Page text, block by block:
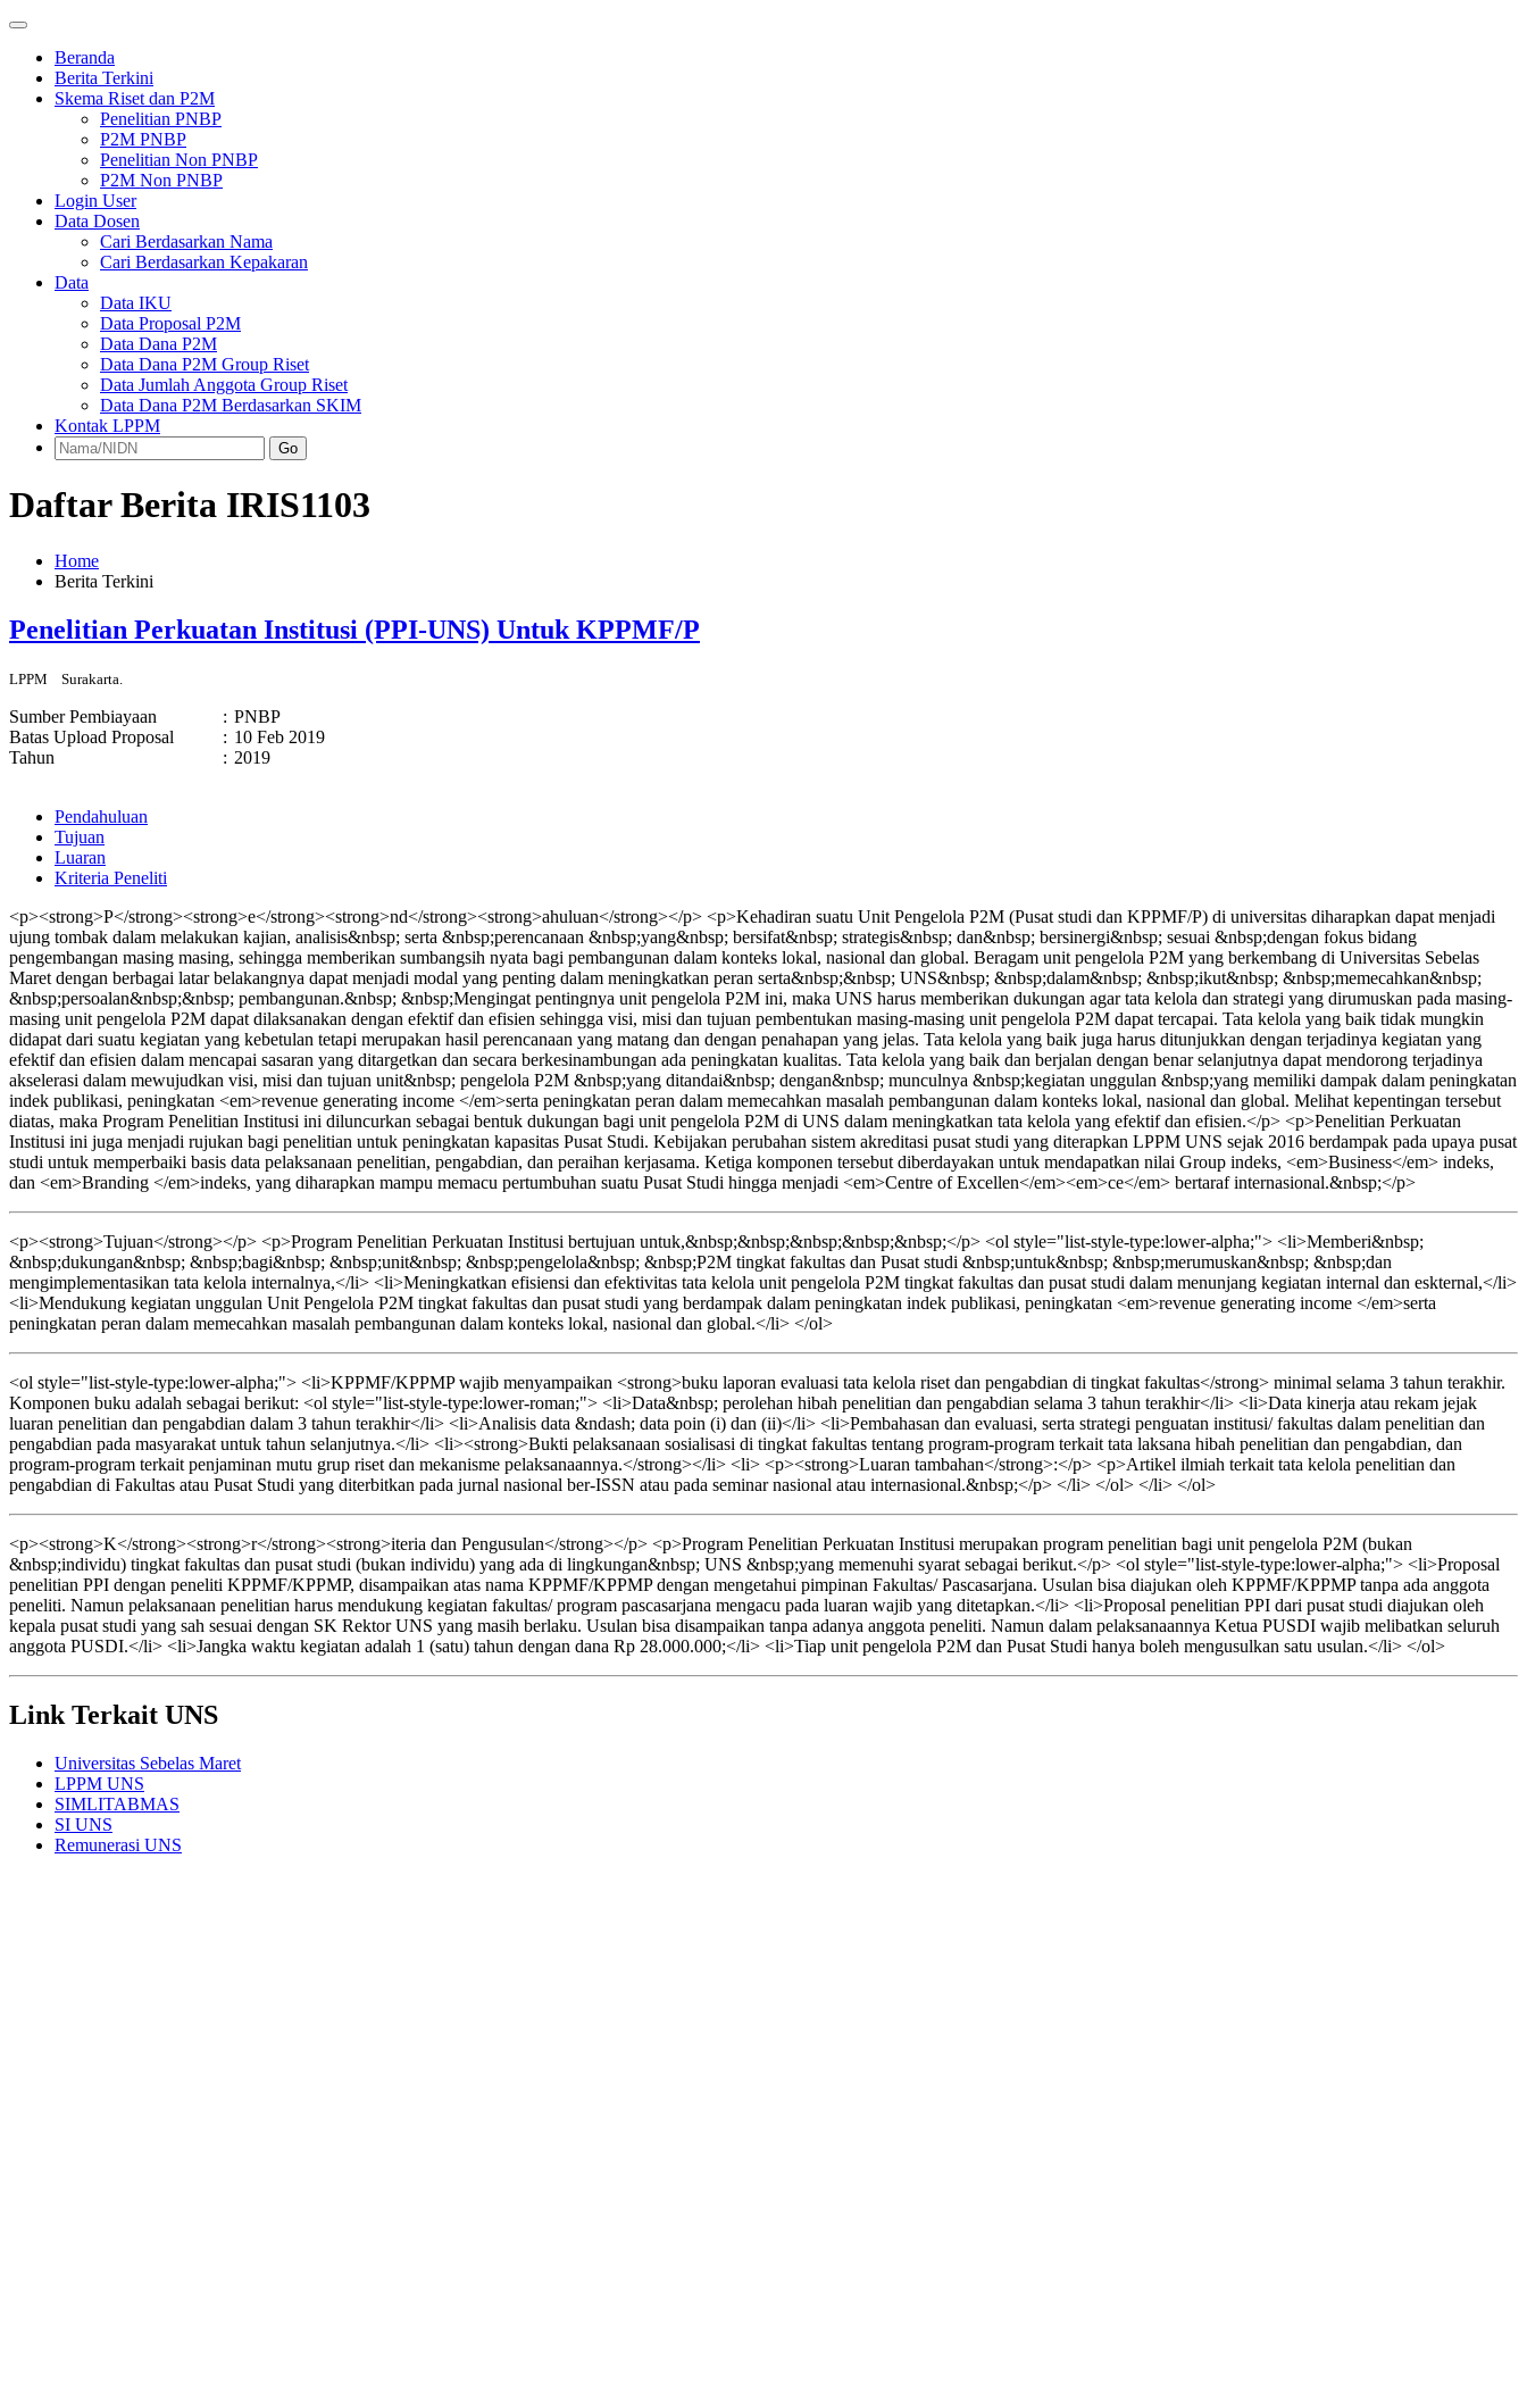
Beranda
Berita Terkini
Skema Riset dan P2M
Penelitian PNBP
P2M PNBP
Penelitian Non PNBP
P2M Non PNBP
Login User
Data Dosen
Cari Berdasarkan Nama
Cari Berdasarkan Kepakaran
Data
Data IKU
Data Proposal P2M
Data Dana P2M
Data Dana P2M Group Riset
Data Jumlah Anggota Group Riset
Data Dana P2M Berdasarkan SKIM
Kontak LPPM
Go
Daftar Berita IRIS1103
Home
Berita Terkini
Penelitian Perkuatan Institusi (PPI-UNS) Untuk KPPMF/P
LPPM Surakarta.
Sumber Pembiayaan : PNBP
Batas Upload Proposal
: 10 Feb 2019
Tahun
: 2019
Pendahuluan
Tujuan
Luaran
Kriteria Peneliti
<p><strong>P</strong><strong>e</strong><strong>nd</strong><strong>ahuluan</strong></p> <p>Kehadiran suatu Unit Pengelola P2M (Pusat studi dan KPPMF/P) di universitas diharapkan dapat menjadi
ujung tombak dalam melakukan kajian, analisis&nbsp; serta &nbsp;perencanaan &nbsp;yang&nbsp; bersifat&nbsp; strategis&nbsp; dan&nbsp; bersinergi&nbsp; sesuai &nbsp;dengan fokus bidang
pengembangan masing masing, sehingga memberikan sumbangsih nyata bagi pembangunan dalam konteks lokal, nasional dan global. Beragam unit pengelola P2M yang berkembang di Universitas Sebelas
Maret dengan berbagai latar belakangnya dapat menjadi modal yang penting dalam meningkatkan peran serta&nbsp;&nbsp; UNS&nbsp; &nbsp;dalam&nbsp; &nbsp;ikut&nbsp; &nbsp;memecahkan&nbsp;
&nbsp;persoalan&nbsp;&nbsp; pembangunan.&nbsp; &nbsp;Mengingat pentingnya unit pengelola P2M ini, maka UNS harus memberikan dukungan agar tata kelola dan strategi yang dirumuskan pada masing-
masing unit pengelola P2M dapat dilaksanakan dengan efektif dan efisien sehingga visi, misi dan tujuan pembentukan masing-masing unit pengelola P2M dapat tercapai. Tata kelola yang baik tidak mungkin
didapat dari suatu kegiatan yang kebetulan tetapi merupakan hasil perencanaan yang matang dan dengan penahapan yang jelas. Tata kelola yang baik juga harus ditunjukkan dengan terjadinya kegiatan yang
efektif dan efisien dalam mencapai sasaran yang ditargetkan dan secara berkesinambungan ada peningkatan kualitas. Tata kelola yang baik dan berjalan dengan benar selanjutnya dapat mendorong terjadinya
akselerasi dalam mewujudkan visi, misi dan tujuan unit&nbsp; pengelola P2M &nbsp;yang ditandai&nbsp; dengan&nbsp; munculnya &nbsp;kegiatan unggulan &nbsp;yang memiliki dampak dalam peningkatan
indek publikasi, peningkatan <em>revenue generating income </em>serta peningkatan peran dalam memecahkan masalah pembangunan dalam konteks lokal, nasional dan global. Melihat kepentingan tersebut
diatas, maka Program Penelitian Institusi ini diluncurkan sebagai bentuk dukungan bagi unit pengelola P2M di UNS dalam meningkatkan tata kelola yang efektif dan efisien.</p> <p>Penelitian Perkuatan
Institusi ini juga menjadi rujukan bagi penelitian untuk peningkatan kapasitas Pusat Studi. Kebijakan perubahan sistem akreditasi pusat studi yang diterapkan LPPM UNS sejak 2016 berdampak pada upaya pusat
studi untuk memperbaiki basis data pelaksanaan penelitian, pengabdian, dan peraihan kerjasama. Ketiga komponen tersebut diberdayakan untuk mendapatkan nilai Group indeks, <em>Business</em> indeks,
dan <em>Branding </em>indeks, yang diharapkan mampu memacu pertumbuhan suatu Pusat Studi hingga menjadi <em>Centre of Excellen</em><em>ce</em> bertaraf internasional.&nbsp;</p>
<p><strong>Tujuan</strong></p> <p>Program Penelitian Perkuatan Institusi bertujuan untuk,&nbsp;&nbsp;&nbsp;&nbsp;&nbsp;</p> <ol style="list-style-type:lower-alpha;"> <li>Memberi&nbsp;
&nbsp;dukungan&nbsp; &nbsp;bagi&nbsp; &nbsp;unit&nbsp; &nbsp;pengelola&nbsp; &nbsp;P2M tingkat fakultas dan Pusat studi &nbsp;untuk&nbsp; &nbsp;merumuskan&nbsp; &nbsp;dan
mengimplementasikan tata kelola internalnya,</li> <li>Meningkatkan efisiensi dan efektivitas tata kelola unit pengelola P2M tingkat fakultas dan pusat studi dalam menunjang kegiatan internal dan eskternal,</li>
<li>Mendukung kegiatan unggulan Unit Pengelola P2M tingkat fakultas dan pusat studi yang berdampak dalam peningkatan indek publikasi, peningkatan <em>revenue generating income </em>serta
peningkatan peran dalam memecahkan masalah pembangunan dalam konteks lokal, nasional dan global.</li> </ol>
<ol style="list-style-type:lower-alpha;"> <li>KPPMF/KPPMP wajib menyampaikan <strong>buku laporan evaluasi tata kelola riset dan pengabdian di tingkat fakultas</strong> minimal selama 3 tahun terakhir.
Komponen buku adalah sebagai berikut: <ol style="list-style-type:lower-roman;"> <li>Data&nbsp; perolehan hibah penelitian dan pengabdian selama 3 tahun terakhir</li> <li>Data kinerja atau rekam jejak
luaran penelitian dan pengabdian dalam 3 tahun terakhir</li> <li>Analisis data &ndash; data poin (i) dan (ii)</li> <li>Pembahasan dan evaluasi, serta strategi penguatan institusi/ fakultas dalam penelitian dan
pengabdian pada masyarakat untuk tahun selanjutnya.</li> <li><strong>Bukti pelaksanaan sosialisasi di tingkat fakultas tentang program-program terkait tata laksana hibah penelitian dan pengabdian, dan
program-program terkait penjaminan mutu grup riset dan mekanisme pelaksanaannya.</strong></li> <li> <p><strong>Luaran tambahan</strong>:</p> <p>Artikel ilmiah terkait tata kelola penelitian dan
pengabdian di Fakultas atau Pusat Studi yang diterbitkan pada jurnal nasional ber-ISSN atau pada seminar nasional atau internasional.&nbsp;</p> </li> </ol> </li> </ol>
<p><strong>K</strong><strong>r</strong><strong>iteria dan Pengusulan</strong></p> <p>Program Penelitian Perkuatan Institusi merupakan program penelitian bagi unit pengelola P2M (bukan
&nbsp;individu) tingkat fakultas dan pusat studi (bukan individu) yang ada di lingkungan&nbsp; UNS &nbsp;yang memenuhi syarat sebagai berikut.</p> <ol style="list-style-type:lower-alpha;"> <li>Proposal
penelitian PPI dengan peneliti KPPMF/KPPMP, disampaikan atas nama KPPMF/KPPMP dengan mengetahui pimpinan Fakultas/ Pascasarjana. Usulan bisa diajukan oleh KPPMF/KPPMP tanpa ada anggota
peneliti. Namun pelaksanaan penelitian harus mendukung kegiatan fakultas/ program pascasarjana mengacu pada luaran wajib yang ditetapkan.</li> <li>Proposal penelitian PPI dari pusat studi diajukan oleh
kepala pusat studi yang sah sesuai dengan SK Rektor UNS yang masih berlaku. Usulan bisa disampaikan tanpa adanya anggota peneliti. Namun dalam pelaksanaannya Ketua PUSDI wajib melibatkan seluruh
anggota PUSDI.</li> <li>Jangka waktu kegiatan adalah 1 (satu) tahun dengan dana Rp 28.000.000;</li> <li>Tiap unit pengelola P2M dan Pusat Studi hanya boleh mengusulkan satu usulan.</li> </ol>
Link Terkait UNS
Universitas Sebelas Maret
LPPM UNS
SIMLITABMAS
SI UNS
Remunerasi UNS